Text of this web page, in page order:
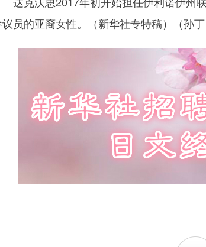
员的亚裔女性。（新华社专特稿）（孙丁